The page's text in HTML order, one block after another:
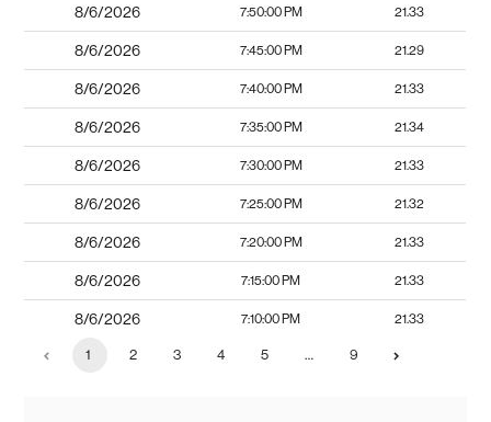
8/6/2026 7:50:00 PM 21.33
8/6/2026 7:45:00 PM 21.29
8/6/2026 7:40:00 PM 21.33
8/6/2026 7:35:00 PM 21.34
8/6/2026 7:30:00 PM 21.33
8/6/2026 7:25:00 PM 21.32
8/6/2026 7:20:00 PM 21.33
8/6/2026 7:15:00 PM 21.33
8/6/2026 7:10:00 PM 21.33
1 2 3 4 5 … 9